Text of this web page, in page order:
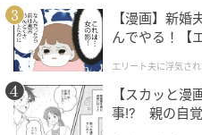
【漫画】新
んでやる！【
エリート夫に浮気さ
【スカッと
事!? 親の自覚